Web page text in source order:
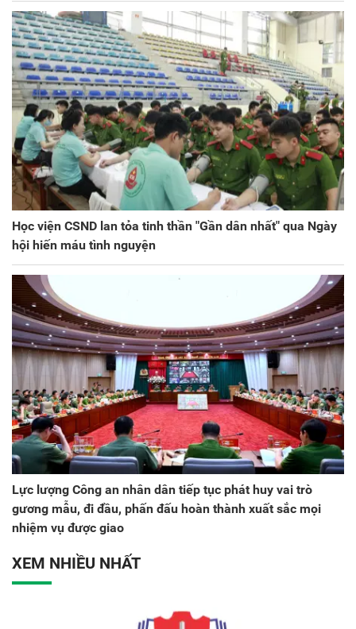
Học viện CSND lan tỏa tinh thần "Gần dân nhất" qua Ngày
hội hiến máu tình nguyện
Lực lượng Công an nhân dân tiếp tục phát huy vai trò
gương mẫu, đi đầu, phấn đấu hoàn thành xuất sắc mọi
nhiệm vụ được giao
XEM NHIỀU NHẤT